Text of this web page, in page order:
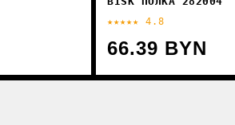
★★★★★ 4.8
66.39 BYN